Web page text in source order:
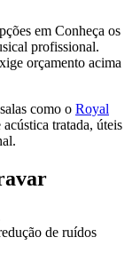
em Conheça os
profissional.
orçamento acima
como o Royal
tratada, úteis
de ruídos